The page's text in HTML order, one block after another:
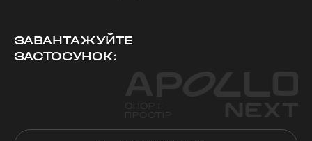
ЗАВАНТАЖУЙТЕ
ЗАСТОСУНОК: